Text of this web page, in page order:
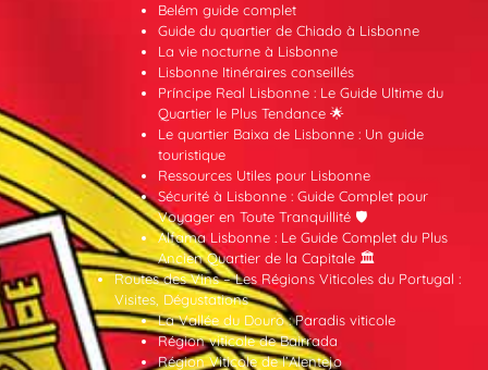
Belém guide complet
Guide du quartier de Chiado à Lisbonne
La vie nocturne à Lisbonne
Lisbonne Itinéraires conseillés
Príncipe Real Lisbonne : Le Guide Ultime du
Quartier le Plus Tendance 🌟
Le quartier Baixa de Lisbonne : Un guide
touristique
Ressources Utiles pour Lisbonne
Sécurité à Lisbonne : Guide Complet pour
Voyager en Toute Tranquillité 🛡️
Alfama Lisbonne : Le Guide Complet du Plus
Ancien Quartier de la Capitale 🏛️
Routes des Vins – Les Régions Viticoles du Portugal :
Visites, Dégustations
La Vallée du Douro : Paradis viticole
Région viticole de Bairrada
Région Viticole de l’Alentejo